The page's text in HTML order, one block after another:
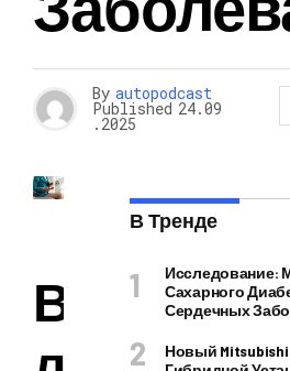
By autopodcast
Published 24.09
.2025
В
В Тренде
Исследование:
Сахарного
Сердечных
Новый